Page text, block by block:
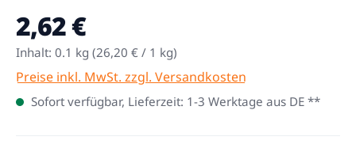
Regulärer Preis:
2,62 €
Inhalt: 0.1 kg (26,20 € / 1 kg)
Preise inkl. MwSt. zzgl. Versandkosten
Sofort verfügbar, Lieferzeit: 1-3 Werktage aus DE **